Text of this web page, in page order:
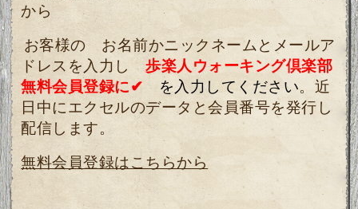
から
お客様の お名前かニックネームとメールア
ドレスを入力し歩楽人ウォーキング倶楽部
無料会員登録に✔
を入力してください。近
日中にエクセルのデータと会員番号を発行し
配信します。
無料会員登録はこちらから